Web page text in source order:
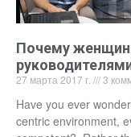
Почему
27 марта 2017 г. 3
Have you ever
centric environment,